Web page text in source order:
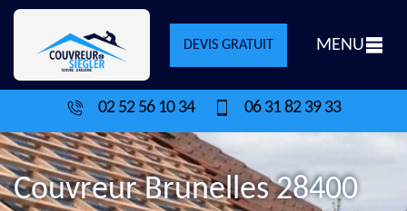
DEVIS GRATUIT MENU
02 52 56 10 34 06 31 82 39 33
Couvreur Brunelles 28400